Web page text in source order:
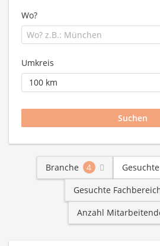
Wo?
Umkreis
Branche 4
Gesuchte
Anzahl